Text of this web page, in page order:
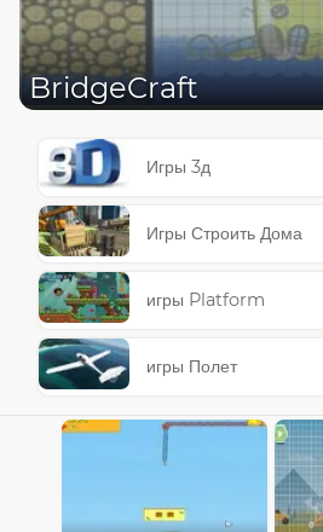
BridgeCraft
Игры 3д
Игры Строить Дома
игры Platform
игры Полет